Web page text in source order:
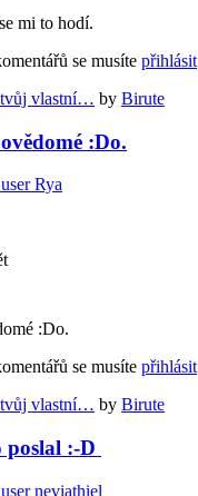
mi to hodí.
se musíte přihlásit
vlastní… by Birute
:Do.
:Do.
se musíte přihlásit
vlastní… by Birute
poslal :-D